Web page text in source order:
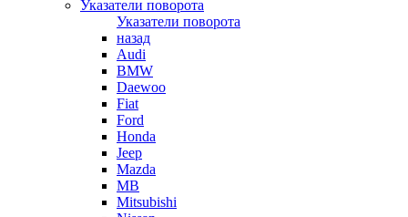
Указатели поворота
Указатели поворота
назад
Audi
BMW
Daewoo
Fiat
Ford
Honda
Jeep
Mazda
MB
Mitsubishi